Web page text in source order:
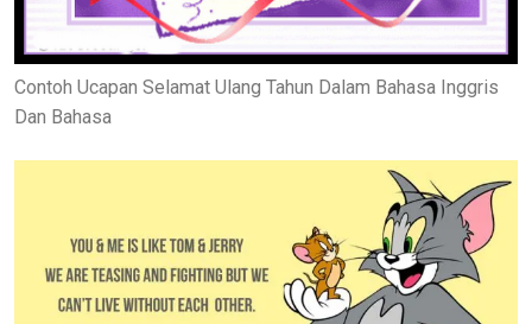
Contoh Ucapan Selamat Ulang Tahun Dalam Bahasa Inggris
Dan Bahasa